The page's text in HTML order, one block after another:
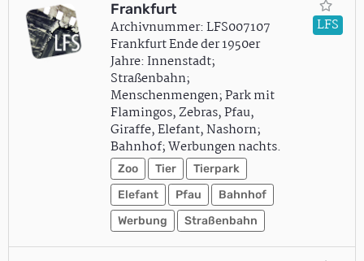
Frankfurt
Archivnummer: LFS007107
Frankfurt Ende der 1950er
Jahre: Innenstadt;
Straßenbahn;
Menschenmengen; Park mit
Flamingos, Zebras, Pfau,
Giraffe, Elefant, Nashorn;
Bahnhof; Werbungen nachts.
Zoo Tier
Tierpark
Elefant
Pfau
Bahnhof
Werbung
Straßenbahn
LFS